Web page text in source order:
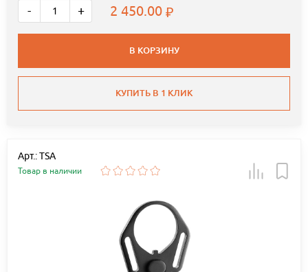
- + 2 450.00
В КОРЗИНУ
КУПИТЬ В 1 КЛИК
Арт.: TSA
Товар в наличии